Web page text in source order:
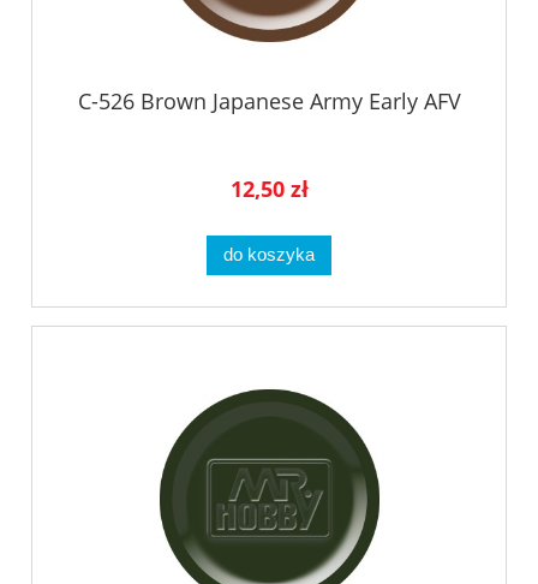
C-526 Brown Japanese Army Early AFV
12,50 zł
do koszyka